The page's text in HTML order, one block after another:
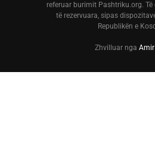
referuar burimit Pashtriku.org.
të rezervuara, sipas
Republikën e
Zhvilluar nga